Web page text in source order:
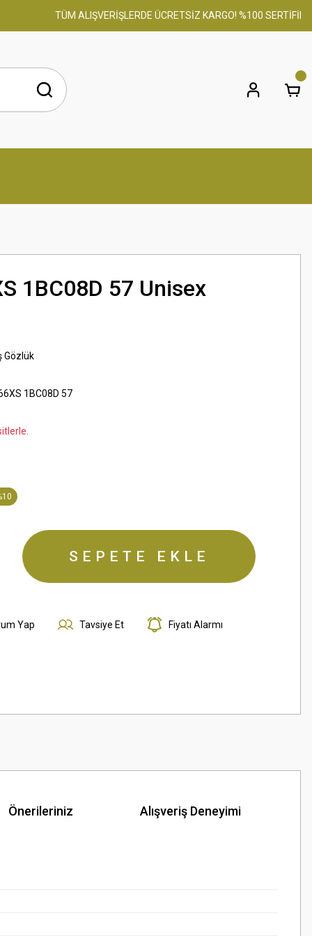
TÜM ALIŞVERİŞLERDE ÜCRETSİZ KARGO! %100 SERTİFİKALI
1BC08D 57 Unisex
Gözlük
1BC08D 57
SEPETE EKLE
Yap Tavsiye Et Fiyatı Alarmı
Önerileriniz Alışveriş Deneyimi